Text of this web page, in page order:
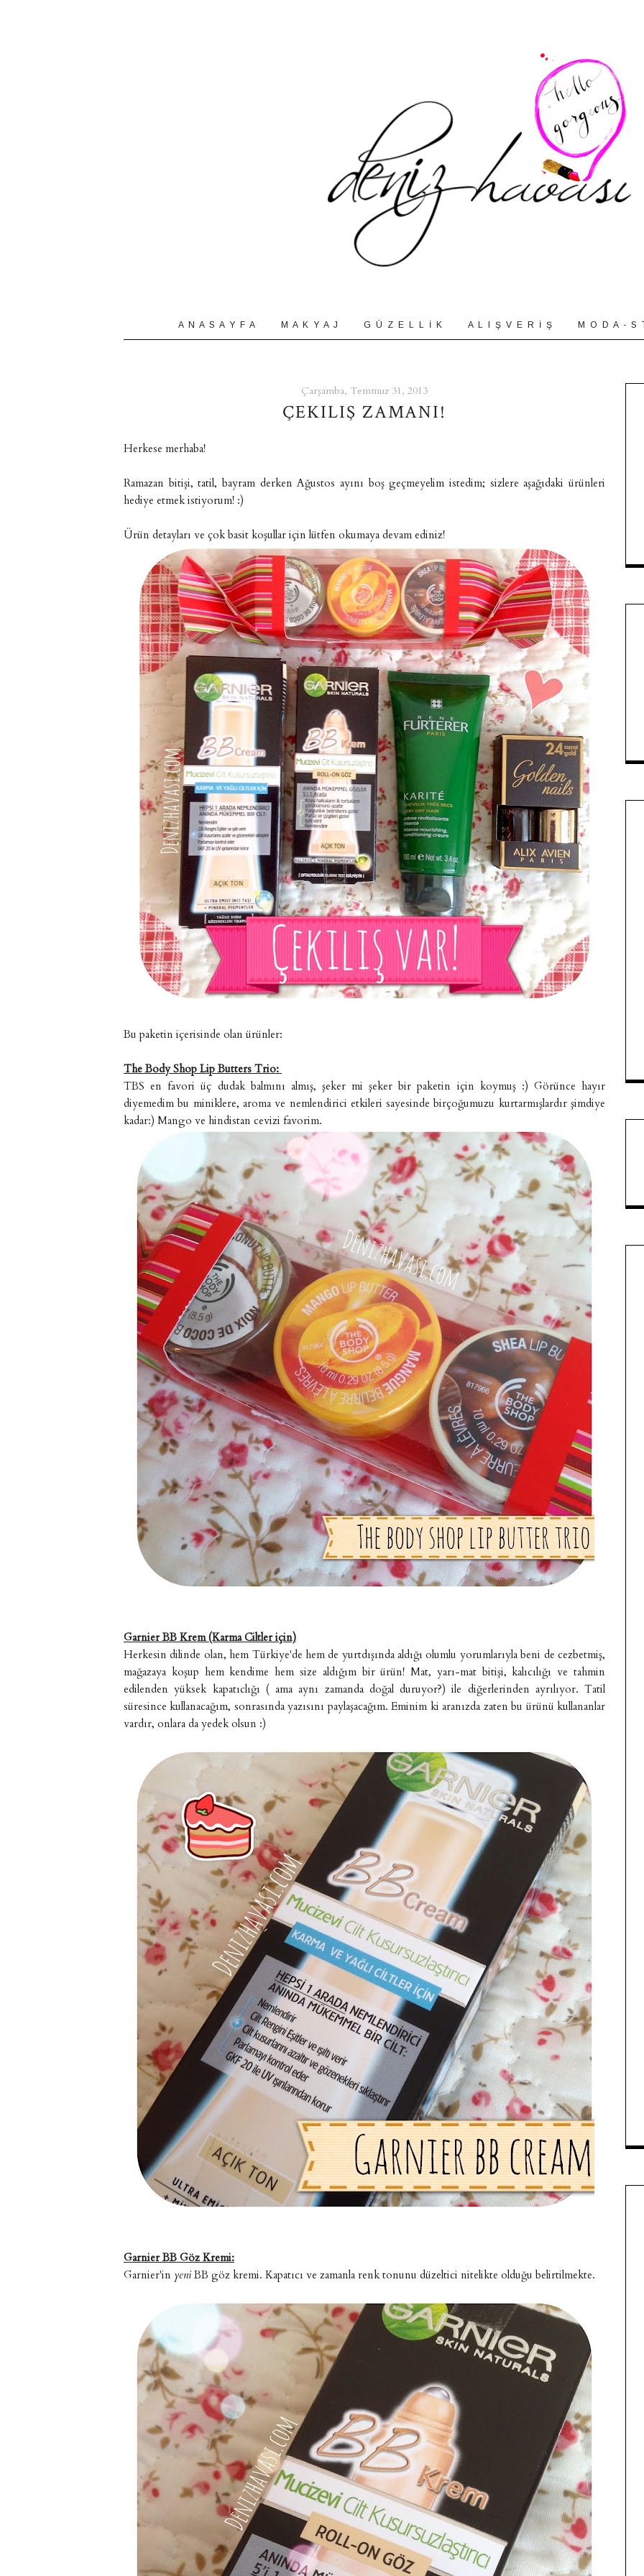
A N A S A Y F A M A K Y A J G Ü Z E L L İ K A L I Ş V E R İ Ş M O D A - S
Çarşamba, Temmuz 31, 2013
ÇEKILIŞ ZAMANI!
Herkese merhaba!
Ramazan bitişi, tatil, bayram derken Ağustos ayını boş geçmeyelim istedim; sizlere aşağıdaki ürünleri
hediye etmek istiyorum! :)
Ürün detayları ve çok basit koşullar için lütfen okumaya devam ediniz!
Bu paketin içerisinde olan ürünler:
The Body Shop Lip Butters Trio:
TBS en favori üç dudak balmını almış, şeker mi şeker bir paketin için koymuş :) Görünce hayır
diyemedim bu miniklere, aroma ve nemlendirici etkileri sayesinde birçoğumuzu kurtarmışlardır şimdiye
kadar:) Mango ve hindistan cevizi favorim.
Garnier BB Krem (Karma Ciltler için)
Herkesin dilinde olan, hem Türkiye'de hem de yurtdışında aldığı olumlu yorumlarıyla beni de cezbetmiş,
mağazaya koşup hem kendime hem size aldığım bir ürün! Mat, yarı-mat bitişi, kalıcılığı ve tahmin
edilenden yüksek kapatıclığı ( ama aynı zamanda doğal duruyor?) ile diğerlerinden ayrılıyor. Tatil
süresince kullanacağım, sonrasında yazısını paylaşacağım. Eminim ki aranızda zaten bu ürünü kullananlar
vardır, onlara da yedek olsun :)
Garnier BB Göz Kremi:
Garnier'in yeniBB göz kremi. Kapatıcı ve zamanla renk tonunu düzeltici nitelikte olduğu belirtilmekte.